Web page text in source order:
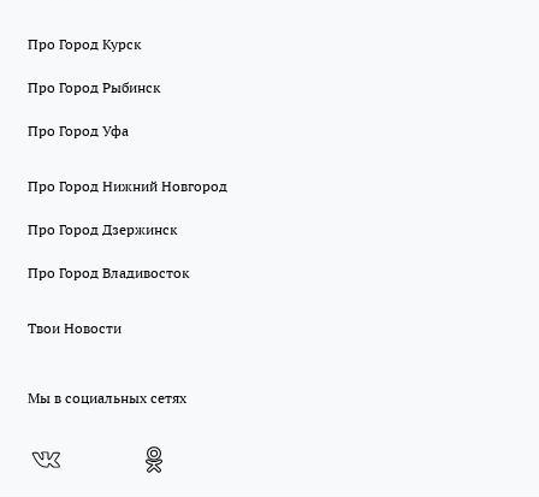
Про Город Курск
Про Город Рыбинск
Про Город Уфа
Про Город Нижний Новгород
Про Город Дзержинск
Про Город Владивосток
Твои Новости
Мы в социальных сетях